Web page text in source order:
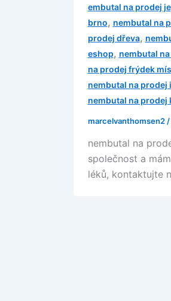
embutal na prodej je
brno, nembutal na
prodej dřeva,
eshop, nembutal
na prodej frýdek
nembutal na prodej
nembutal na prodej
marcelvanthomsen2 /
nembutal na
společnost a
léků, kontaktujte